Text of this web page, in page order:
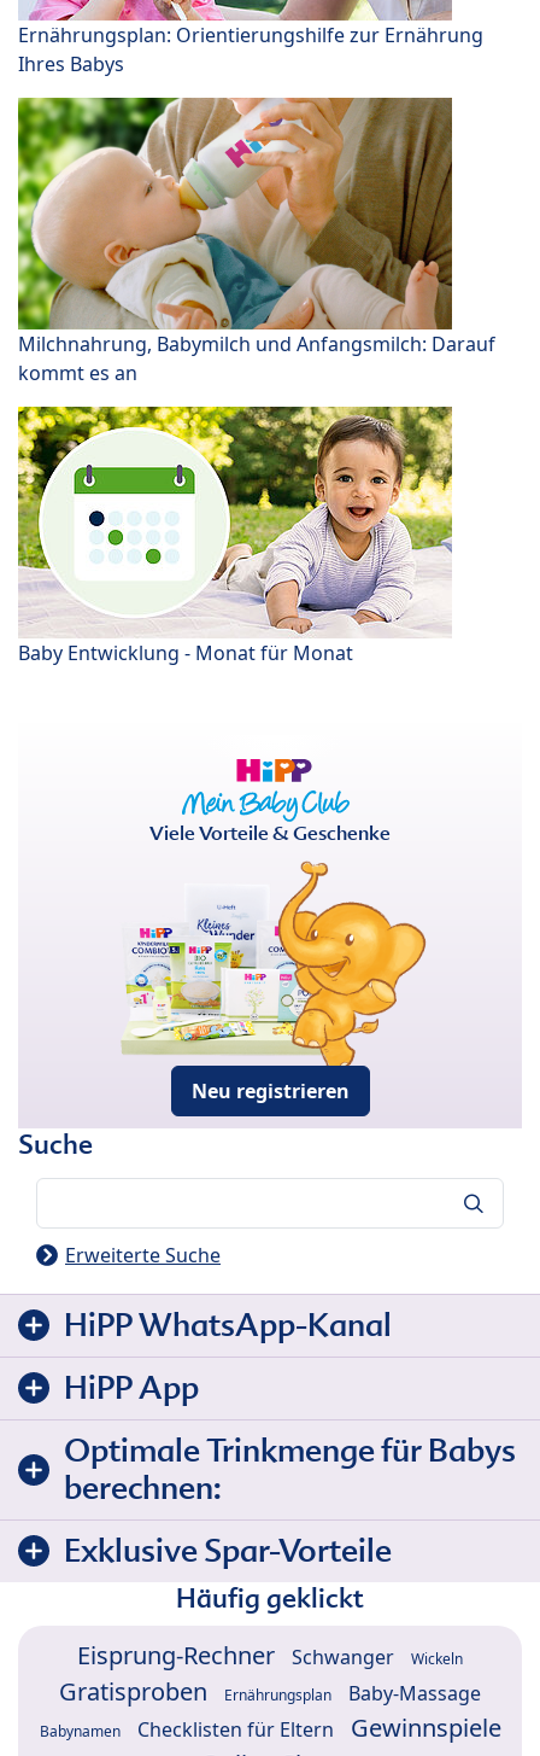
Ernährungsplan: Orientierungshilfe zur Ernährung
Ihres Babys
Milchnahrung, Babymilch und Anfangsmilch: Darauf
kommt es an
Baby Entwicklung - Monat für Monat
Viele Vorteile & Geschenke
Neu registrieren
Suche
Erweiterte Suche
HiPP WhatsApp-Kanal
HiPP App
Optimale Trinkmenge für Babys
berechnen:
Exklusive Spar-Vorteile
Häufig geklickt
Eisprung-Rechner Schwanger Wickeln
Gratisproben Ernährungsplan Baby-Massage
Babynamen Checklisten für Eltern
Gewinnspiele